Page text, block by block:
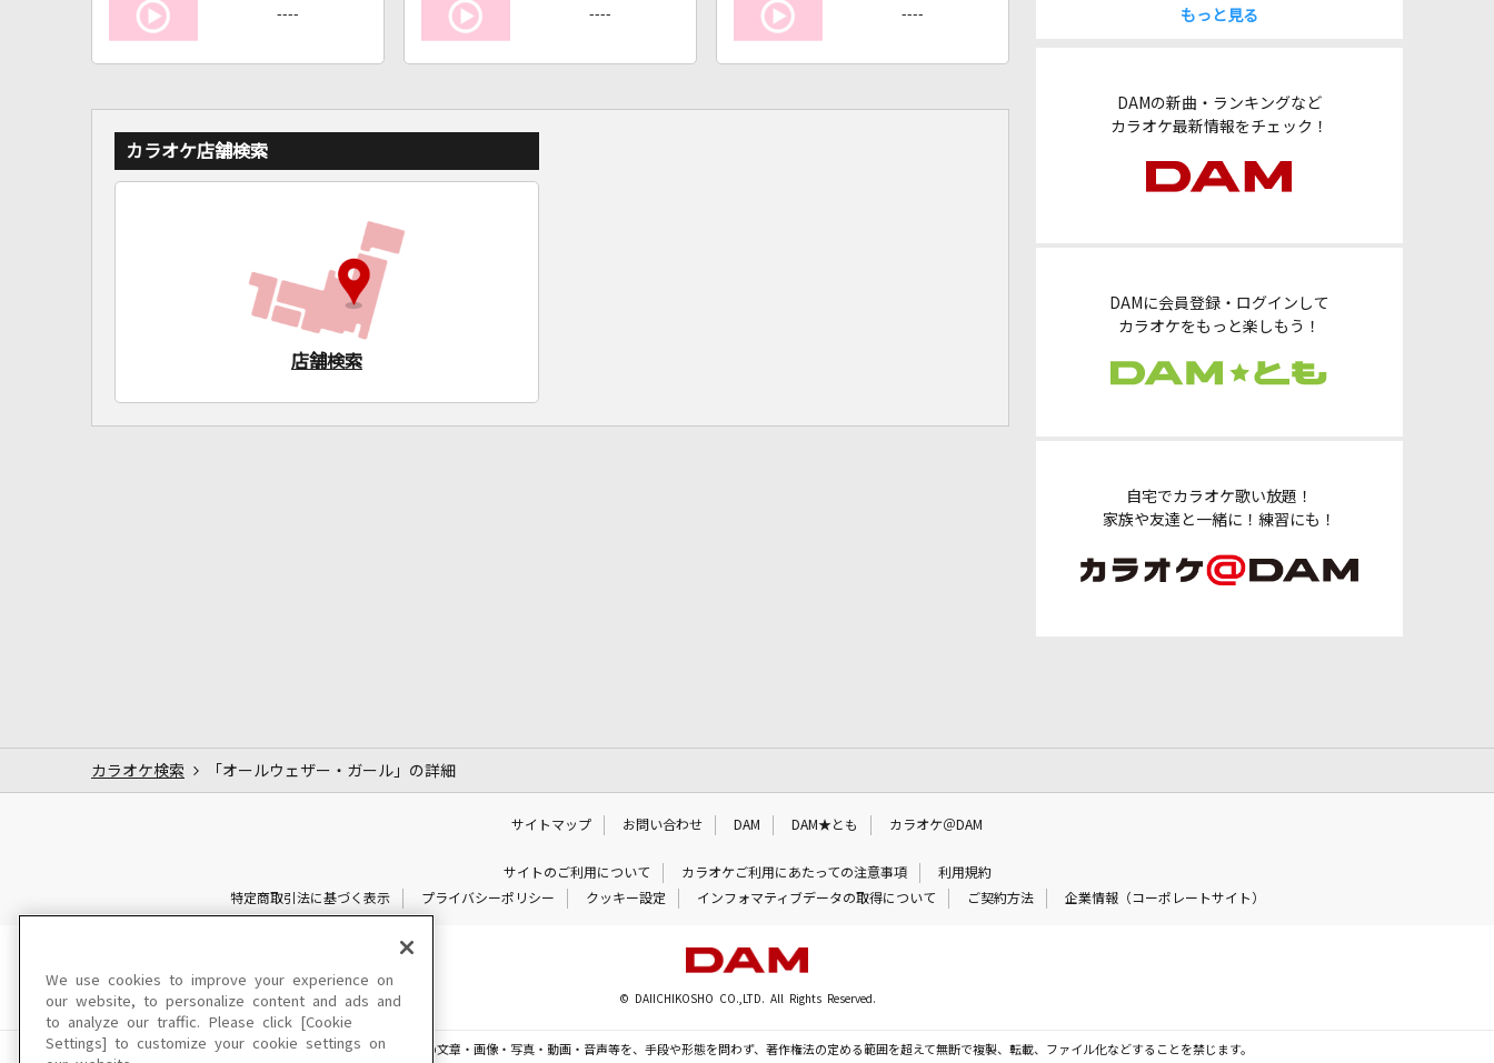
もっと見る
DAMの新曲・ランキングなど
カラオケ最新情報をチェック！
DAMに会員登録・ログインして
カラオケをもっと楽しもう！
自宅でカラオケ歌い放題！
家族や友達と一緒に！練習にも！
---- ---- ----
カラオケ店舗検索
店舗検索
カラオケ検索 「オールウェザー・ガール」の詳細
サイトマップ お問い合わせ DAM DAM★とも カラオケ＠DAM
サイトのご利用について カラオケご利用にあたっての注意事項
利用規約
特定商取引法に基づく表示
プライバシーポリシー クッキー設定 インフォマティブデータの取得について ご契約方法 企業情報（コーポレートサイト）
© DAIICHIKOSHO CO.,LTD. All Rights Reserved.
このサイトに掲載されている一切の文章・画像・写真・動画・音声等を、手段や形態を問わず、著作権法の定める範囲を超えて無断で複製、転載、ファイル化などすることを禁じます。
We use cookies to improve your experience on
our website, to personalize content and ads and
to analyze our traffic. Please click [Cookie
Settings] to customize your cookie settings on